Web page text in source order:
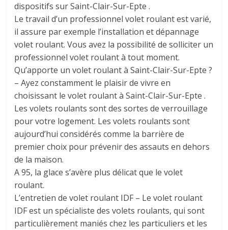
dispositifs sur Saint-Clair-Sur-Epte .
Le travail d’un professionnel volet roulant est varié,
il assure par exemple l’installation et dépannage
volet roulant. Vous avez la possibilité de solliciter un
professionnel volet roulant à tout moment.
Qu’apporte un volet roulant à Saint-Clair-Sur-Epte ?
– Ayez constamment le plaisir de vivre en
choisissant le volet roulant à Saint-Clair-Sur-Epte .
Les volets roulants sont des sortes de verrouillage
pour votre logement. Les volets roulants sont
aujourd’hui considérés comme la barrière de
premier choix pour prévenir des assauts en dehors
de la maison.
A 95, la glace s’avère plus délicat que le volet
roulant.
L’entretien de volet roulant IDF – Le volet roulant
IDF est un spécialiste des volets roulants, qui sont
particulièrement maniés chez les particuliers et les